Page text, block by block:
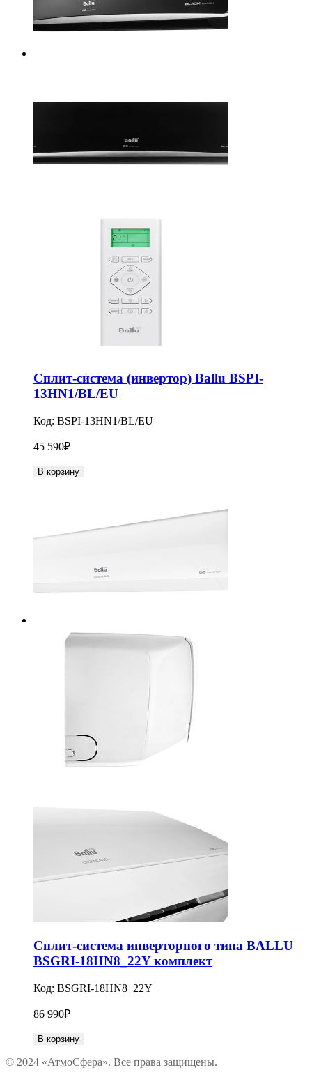
Сплит-система (инвертор) Ballu BSPI-
13HN1/BL/EU
Код: BSPI-13HN1/BL/EU
45 590₽
В корзину
Сплит-система инверторного типа BALLU
BSGRI-18HN8_22Y комплект
Код: BSGRI-18HN8_22Y
86 990₽
В корзину
© 2024 «АтмоСфера». Все права защищены.